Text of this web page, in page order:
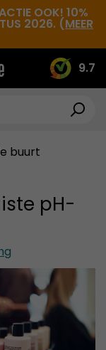
OOK! 10%
2026. (MEER
9.7
buurt
pH-